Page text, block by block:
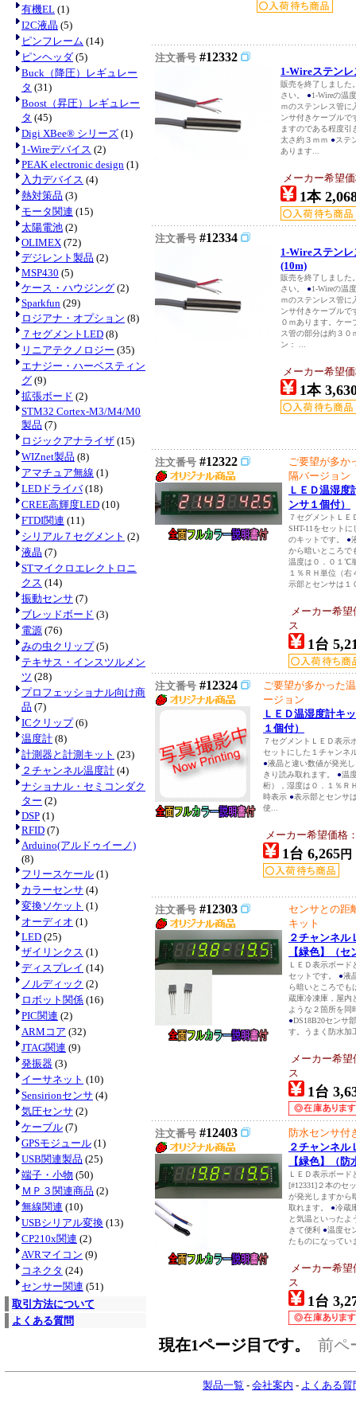
有機EL (1)
I2C液晶 (5)
ピンフレーム (14)
ピンヘッダ (5)
Buck（降圧）レギュレー
タ (31)
Boost（昇圧）レギュレー
タ (45)
Digi XBee® シリーズ (1)
1-Wireデバイス (2)
PEAK electronic design (1)
入力デバイス (4)
熱対策品 (3)
モータ関連 (15)
太陽電池 (2)
OLIMEX (72)
デジレント製品 (2)
MSP430 (5)
ケース・ハウジング (2)
Sparkfun (29)
ロジアナ・オプション (8)
７セグメントLED (8)
リニアテクノロジー (35)
エナジー・ハーベスティン
グ (9)
拡張ボード (2)
STM32 Cortex-M3/M4/M0
製品 (7)
ロジックアナライザ (15)
WIZnet製品 (8)
アマチュア無線 (1)
LEDドライバ(18)
CREE高輝度LED (10)
FTDI関連 (11)
シリアル７セグメント (2)
液晶 (7)
STマイクロエレクトロニ
クス (14)
振動センサ (7)
ブレッドボード (3)
電源 (76)
みの虫クリップ(5)
テキサス・インスツルメン
ツ (28)
プロフェッショナル向け商
品 (7)
ICクリップ(6)
温度計 (8)
計測器と計測キット (23)
２チャンネル温度計 (4)
ナショナル・セミコンダク
ター (2)
DSP (1)
RFID (7)
Arduino(アルドゥイーノ)
(8)
フリースケール (1)
カラーセンサ (4)
変換ソケット (1)
オーディオ (1)
LED (25)
ザイリンクス (1)
ディスプレイ (14)
ノルディック (2)
ロボット関係 (16)
PIC関連 (2)
ARMコア (32)
JTAG関連 (9)
発振器 (3)
イーサネット (10)
Sensirionセンサ (4)
気圧センサ (2)
ケーブル (7)
GPSモジュール (1)
USB関連製品 (25)
端子・小物 (50)
ＭＰ３関連商品 (2)
無線関連 (10)
USBシリアル変換 (13)
CP210x関連 (2)
AVRマイコン (9)
コネクタ (24)
センサー関連 (51)
取引方法について
よくある質問
注文番号 #12332
1-Wireステン
販売を終了しました
さい。 ●1-Wireの温
ｍのステンレス管に
ンサ付きケーブルで
ますのである程度引
太さ約３ｍｍ ●ステ
あります...
メーカー希望
1本
注文番号 #12334
1-Wireステン
(10m)
販売を終了しました
さい。 ●1-Wireの温
ｍのステンレス管に
ンサ付きケーブルで
０ｍあります。ケ
ス管の部分は約３
ン： ...
メーカー希望
1本
注文番号 #12322
ご要望が多か
隔バージョン
ＬＥＤ温湿度
ンサ１個付）
７セグメントＬＥ
SHT-11をセット
のキットです。 ●
から暗いところで
温度は０．０１℃
１％ＲＨ単位（
示部とセンサは１
メーカー希
ス
1台
注文番号 #12324
ご要望が多かった
ージョン
ＬＥＤ温湿度計キ
１個付）
７セグメントＬＥＤ表示
セットにした１チャンネ
●液晶と違い数値が発光
きり読み取れます。 ●温
桁），湿度は０．１％Ｒ
時表示 ●表示部とセンサ
使...
メーカー希望価格
1台 6,265円
注文番号 #12303
センサとの距
キット
２チャンネル
【緑色】（
ＬＥＤ表示ボード
セットです。 ●液
ら暗いところで
蔵庫冷凍庫，屋内
ような２箇所を同
●DS18B20センサ
す。うまく防水加
メーカー希
ス
1台
注文番号 #12403
防水センサ付
２チャンネル
【緑色】（
ＬＥＤ表示ボード
[#12331]２本のセ
が発光しますから
取れます。 ●冷蔵
と気温といったよ
きて便利 ●温度セ
たものになってい
メーカー希
ス
1台
現在1ページ目です。 前ペ
製品一覧 - 会社案内 - よくある質